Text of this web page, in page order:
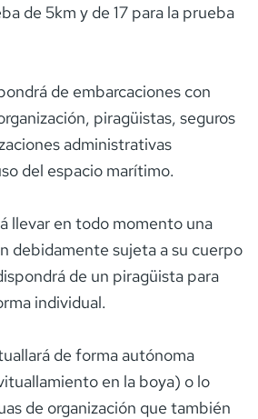
de 5km y de 17 para la prueba
de embarcaciones con
piragüistas, seguros
administrativas
del espacio marítimo.
llevar en todo momento una
debidamente sujeta a su cuerpo
de un piragüista para
individual.
de forma autónoma
en la boya) o lo
de organización que también